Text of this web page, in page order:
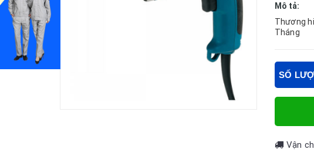
Mô tả:
Thương
Tháng
SỐ
Vận